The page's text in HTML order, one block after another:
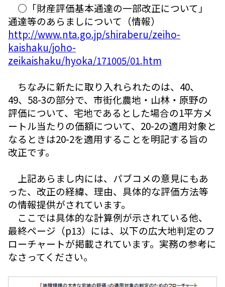
○「財産評価基本通達の一部改正について」
通達等のあらましについて（情報）
http://www.nta.go.jp/shiraberu/zeiho-
kaishaku/joho-
zeikaishaku/hyoka/171005/01.htm
ちなみに新たに取り入れられたのは、40、
49、58-3の部分で、市街化農地・山林・原野の
評価について、宅地であるとした場合の1平方メ
ートル当たりの価額について、20-2の適用対象と
なるときは20-2を適用することを明記する旨の
改正です。
上記あらまし内には、パブコメの意見にもあ
った、改正の経緯、理由、具体的な評価方法等
の情報提供がされています。
ここでは具体的な計算例が示されている他、
最終ページ（p13）には、以下の広大地判定のフ
ローチャートが掲載されています。実務の参考に
なさってください。